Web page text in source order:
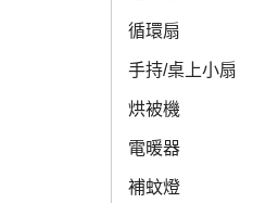
循環扇
手持/桌上小扇
烘被機
電暖器
補蚊燈